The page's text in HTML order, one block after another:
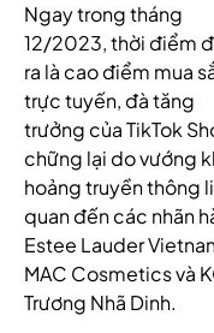
Ngay trong tháng
12/2023, thời điểm
ra là cao điểm mua
trực tuyến, đà tăng
trưởng của TikTok
chững lại do vướng
hoảng truyền thông
quan đến các nhãn
Estee Lauder
MAC Cosmetics và
Trương Nhã Dinh.